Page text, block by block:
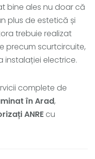
bine ales nu doar că
plus de estetică și
trebuie realizat
precum scurtcircuite,
instalației electrice.
complete de
în Arad,
ANRE cu